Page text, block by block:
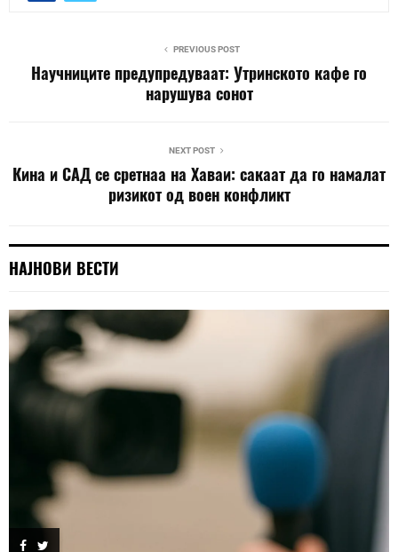
PREVIOUS POST
Научниците предупредуваат: Утринското кафе го
нарушува сонот
NEXT POST
Кина и САД се сретнаа на Хаваи: сакаат да го намалат
ризикот од воен конфликт
НАЈНОВИ ВЕСТИ